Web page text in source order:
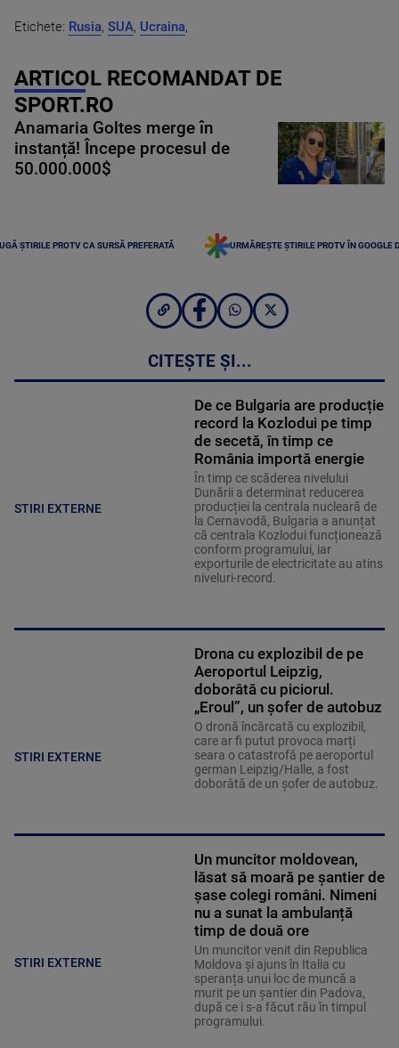
Etichete: Rusia, SUA, Ucraina,
ARTICOL RECOMANDAT DE
SPORT.RO
Anamaria Goltes merge în
instanță! Începe procesul de
50.000.000$
ȘTIRILE PROTV CA SURSĂ PREFERATĂ URMĂREȘTE ȘTIRILE PROTV ÎN GOOGLE
CITEȘTE ȘI...
STIRI EXTERNE
De ce Bulgaria are producție
record la Kozlodui pe timp
de secetă, în timp ce
România importă energie
În timp ce scăderea nivelului
Dunării a determinat reducerea
producției la centrala nucleară de
la Cernavodă, Bulgaria a anunțat
că centrala Kozlodui funcționează
conform programului, iar
exporturile de electricitate au atins
niveluri-record.
STIRI EXTERNE
Drona cu explozibil de pe
Aeroportul Leipzig,
doborâtă cu piciorul.
„Eroul”, un șofer de autobuz
O dronă încărcată cu explozibil,
care ar fi putut provoca marți
seara o catastrofă pe aeroportul
german Leipzig/Halle, a fost
doborâtă de un șofer de autobuz.
STIRI EXTERNE
Un muncitor moldovean,
lăsat să moară pe șantier de
șase colegi români. Nimeni
nu a sunat la ambulanță
timp de două ore
Un muncitor venit din Republica
Moldova și ajuns în Italia cu
speranța unui loc de muncă a
murit pe un șantier din Padova,
după ce i s-a făcut rău în timpul
programului.